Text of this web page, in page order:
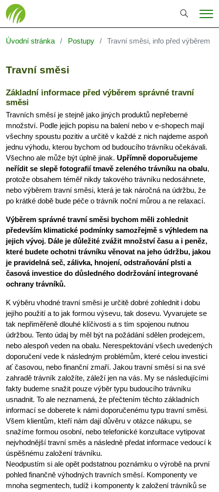
Hledání
Úvodní stránka Postupy Travní směsi, info před výběrem
Travní směsi
Základní informace před výběrem správné travní
směsi
Travních směsí je stejně jako jiných produktů nepřeberné
množství. Podle jejich popisu na balení nebo v e-shopech mají
všechny spoustu pozitiv a určitě v každé z nich najdeme aspoň
jednu výhodu, kterou bychom od budoucího trávníku očekávali.
Všechno ale může být úplně jinak. Upřímně doporučujeme
neřídit se slepě fotografií tmavě zeleného trávníku na obalu,
protože obsahem téměř nikdy takového trávníku nedosáhnete,
nebo výběrem travní směsi, která je tak náročná na údržbu, že
po krátké době bude péče o trávník noční můrou a ne relaxací.
Výběrem správné travní směsi bychom měli zohlednit
především klimatické podmínky samozřejmě s výhledem na
jejich vývoj. Dále je důležité zvážit množství času a i peněz,
které budete ochotni trávníku věnovat na jeho údržbu, jakou
je pravidelná seč, zálivka, hnojení, odstraňování plsti a
časová investice do důsledného dodržování integrované
ochrany trávníků.
K výběru vhodné travní směsi je určitě dobré zohlednit i dobu
jejího použití a to jak formou výsevu, tak dosevu. Vyvarujete se
tak nepřiměřeně dlouhé klíčivosti a s tím spojenou nutnou
údržbou. Tento údaj by měl být na požádání sdělen prodejcem,
nebo alespoň veden na obalu. Nerespektování všech uvedených
doporučení vede k následným problémům, které celou investici
ať časovou, nebo finanční zmaří. Jakou travní směsí si na své
zahradě trávník založíte, záleží jen na vás. My se následujícími
fakty budeme snažit pouze výběr typu budoucího trávníku
usnadnit. To ale neznamená, že přečtením těchto základních
informací se doberete k námi doporučenému typu travní směsi.
Všem klientům, kteří nám dají důvěru v otázce nákupu, se
snažíme formou osobní, nebo telefonické konzultace vytipovat
nejvhodnější travní směs a následně předat informace vedoucí k
úspěšnému založení trávníku.
Neodpustím si ale opět podstatnou poznámku o výrobě na první
pohled finančně výhodných travních směsí. Komponenty ve
mnoha segmentech, tudíž i komponenty k založení trávníků se